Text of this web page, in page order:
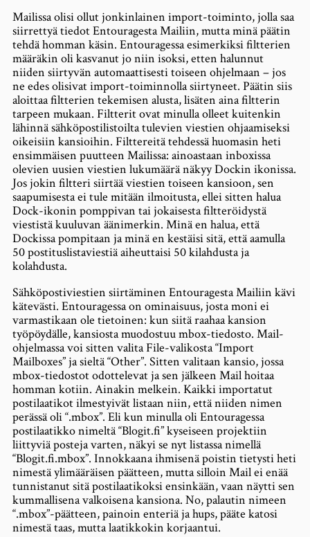
Mailissa olisi ollut jonkinlainen import-toiminto, jolla saa
siirrettyä tiedot Entouragesta Mailiin, mutta minä päätin
tehdä homman käsin. Entouragessa esimerkiksi filtterien
määräkin oli kasvanut jo niin isoksi, etten halunnut
niiden siirtyvän automaattisesti toiseen ohjelmaan – jos
ne edes olisivat import-toiminnolla siirtyneet. Päätin siis
aloittaa filtterien tekemisen alusta, lisäten aina filtterin
tarpeen mukaan. Filtterit ovat minulla olleet kuitenkin
lähinnä sähköpostilistoilta tulevien viestien ohjaamiseksi
oikeisiin kansioihin. Filttereitä tehdessä huomasin heti
ensimmäisen puutteen Mailissa: ainoastaan inboxissa
olevien uusien viestien lukumäärä näkyy Dockin ikonissa.
Jos jokin filtteri siirtää viestien toiseen kansioon, sen
saapumisesta ei tule mitään ilmoitusta, ellei sitten halua
Dock-ikonin pomppivan tai jokaisesta filtteröidystä
viestistä kuuluvan äänimerkin. Minä en halua, että
Dockissa pompitaan ja minä en kestäisi sitä, että aamulla
50 postituslistaviestiä aiheuttaisi 50 kilahdusta ja
kolahdusta.
Sähköpostiviestien siirtäminen Entouragesta Mailiin kävi
kätevästi. Entouragessa on ominaisuus, josta moni ei
varmastikaan ole tietoinen: kun siitä raahaa kansion
työpöydälle, kansiosta muodostuu mbox-tiedosto. Mail-
ohjelmassa voi sitten valita File-valikosta “Import
Mailboxes” ja sieltä “Other”. Sitten valitaan kansio, jossa
mbox-tiedostot odottelevat ja sen jälkeen Mail hoitaa
homman kotiin. Ainakin melkein. Kaikki importatut
postilaatikot ilmestyivät listaan niin, että niiden nimen
perässä oli “.mbox”. Eli kun minulla oli Entouragessa
postilaatikko nimeltä “Blogit.fi” kyseiseen projektiin
liittyviä posteja varten, näkyi se nyt listassa nimellä
“Blogit.fi.mbox”. Innokkaana ihmisenä poistin tietysti heti
nimestä ylimääräisen päätteen, mutta silloin Mail ei enää
tunnistanut sitä postilaatikoksi ensinkään, vaan näytti sen
kummallisena valkoisena kansiona. No, palautin nimeen
“.mbox”-päätteen, painoin enteriä ja hups, pääte katosi
nimestä taas, mutta laatikkokin korjaantui.